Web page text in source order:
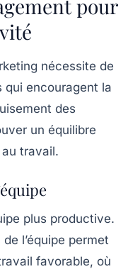
pour
nécessite de
qui encouragent la
des
un équilibre
travail.
plus productive.
l’équipe permet
favorable, où